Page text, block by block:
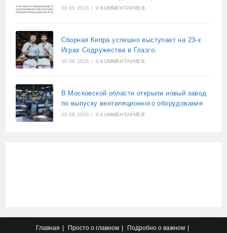
08.08.2026 / 0 КОММЕНТАРИЕВ
Сборная Кипра успешно выступает на 23-х
Играх Содружества в Глазго:
08.08.2026 / 0 КОММЕНТАРИЕВ
В Московской области открыли новый завод
по выпуску вентиляционного оборудования
08.08.2026 / 0 КОММЕНТАРИЕВ
Главная Просто о главном
Подробно о важном